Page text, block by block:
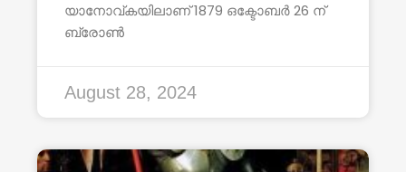
യാനോവ്കയിലാണ് 1879 ഒക്ടോബർ 26 ന്
ബ്രോൺ
August 28, 2024